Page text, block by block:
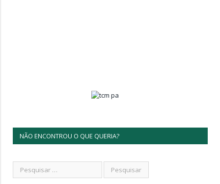
NÃO ENCONTROU O QUE QUERIA?